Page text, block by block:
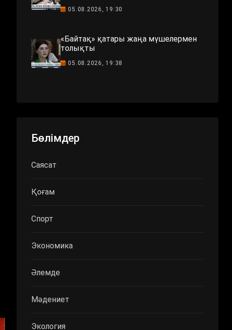
05.08.2026, 19:30
«Байтақ» қатары жаңа мүшелермен
толықты
05.08.2026, 19:38
Бөлімдер
Саясат
Қоғам
Спорт
Экономика
Әлемде
Мәдениет
Экология